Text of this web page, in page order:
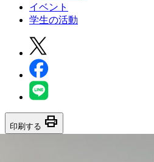
イベント
学生の活動
印刷する print